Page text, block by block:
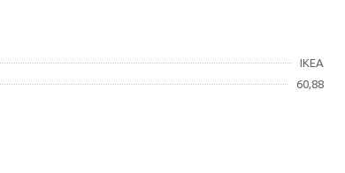
IKEA
60,88